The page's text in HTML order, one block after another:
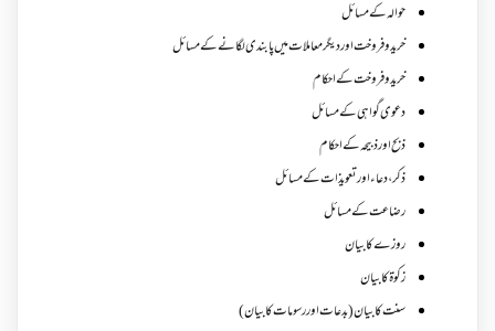
حوالہ کے مسائل
خرید و فروخت اور دیگر معاملات میں پابندی لگانے کے مسائل
خرید و فروخت کے احکام
دعوی گواہی کے مسائل
ذبح اور ذبیحہ کے احکام
ذکر،دعاء اور تعویذات کے مسائل
رضاعت کے مسائل
روزے کا بیان
زکوة کابیان
سنت کا بیان (بدعات اور رسومات کا بیان)